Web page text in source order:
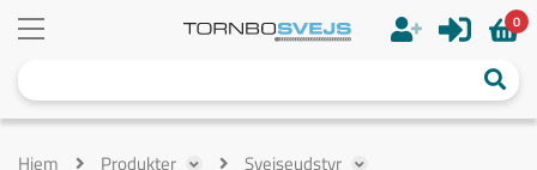
0
Hjem Produkter
Svejseudstyr